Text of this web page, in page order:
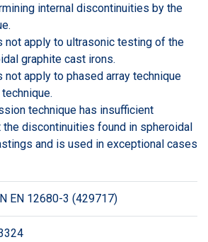
internal discontinuities by the
not apply to ultrasonic testing of the
graphite cast irons.
not apply to phased array technique
technique has insufficient
discontinuities found in spheroidal
and is used in exceptional cases
EN 12680-3 (429717)